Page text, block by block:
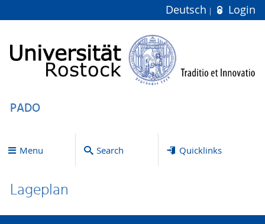
Deutsch Login
PADO
Menu Search Quicklinks
Lageplan